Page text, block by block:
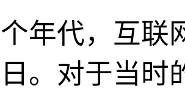
年代，互联
。对于当时